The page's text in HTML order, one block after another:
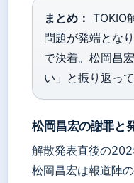
まとめ： TOKIO
問題が発端とな
で決着。松岡昌
い」と振り返って
松岡昌宏の謝罪と
解散発表直後の
松岡昌宏は報道陣の